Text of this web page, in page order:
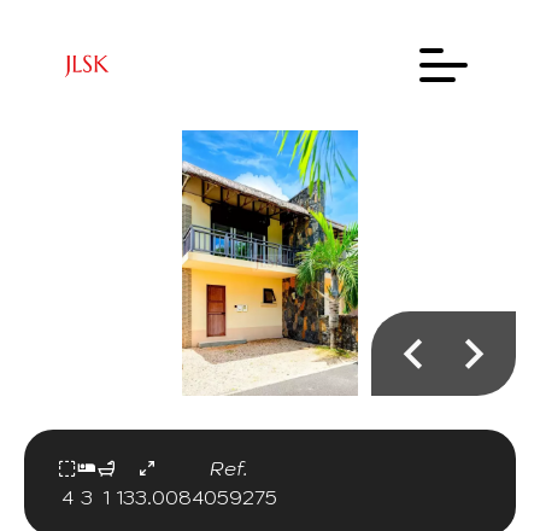
4 3 1 133.00
Ref.
84059275